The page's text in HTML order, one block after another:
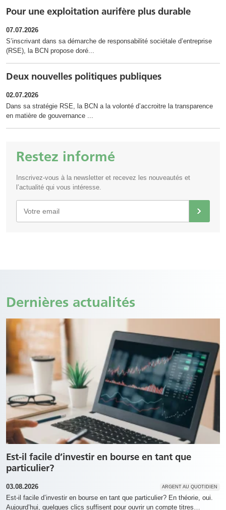
Pour une exploitation aurifère plus durable
07.07.2026
S’inscrivant dans sa démarche de responsabilité sociétale d’entreprise
(RSE), la BCN propose doré...
Deux nouvelles politiques publiques
02.07.2026
Dans sa stratégie RSE, la BCN a la volonté d’accroitre la transparence
en matière de gouvernance ...
Restez informé
Inscrivez-vous à la newsletter et recevez les nouveautés et
l’actualité qui vous intéresse.
Dernières actualités
Est-il facile d’investir en bourse en tant que
particulier?
ARGENT AU QUOTIDIEN
03.08.2026
Est-il facile d’investir en bourse en tant que particulier? En théorie, oui.
Aujourd’hui, quelques clics suffisent pour ouvrir un compte titres…